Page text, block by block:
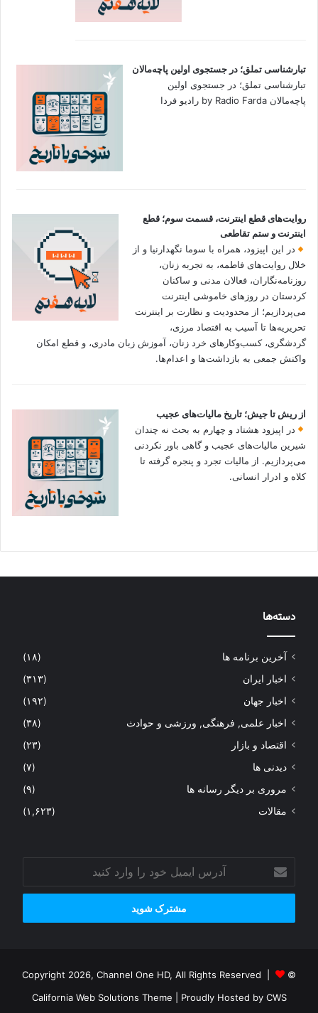
تبارشناسی تملق؛ در جستجوی اولین‌ پاچه‌مالان
تبارشناسی تملق؛ در جستجوی اولین‌
پاچه‌مالان by Radio Farda رادیو فردا
روایت‌های قطع اینترنت، قسمت سوم؛ قطع
اینترنت و ستم تقاطعی
در این اپیزود، همراه با سوما نگهدارنیا و از
خلال روایت‌های فاطمه، به تجربه زنان،
روزنامه‌نگاران، فعالان مدنی و ساکنان
کردستان در روزهای خاموشی اینترنت
می‌پردازیم؛ از محدودیت و نظارت بر اینترنت
تحریریه‌ها تا آسیب به اقتصاد مرزی،
گردشگری، کسب‌وکارهای خرد زنان، آموزش زبان مادری، و قطع امکان
واکنش جمعی به بازداشت‌ها و اعدام‌ها.
از ریش تا جیش؛ تاریخ مالیات‌های عجیب
در اپیزود هشتاد و چهارم به بحث نه چندان
شیرین مالیات‌های عجیب و گاهی باور نکردنی‌
می‌پردازیم. از مالیات تجرد و پنجره گرفته تا
کلاه و ادرار انسانی.
دسته‌ها
آخرین برنامه ها
(۱۸)
اخبار ایران
(۳۱۳)
اخبار جهان
(۱۹۲)
اخبار علمی, فرهنگی, ورزشی و حوادث
(۳۸)
اقتصاد و بازار
(۲۳)
دیدنی ها
(۷)
مروری بر دیگر رسانه ها
(۹)
مقالات
(۱,۶۲۳)
آدرس
ایمیل
خود
وارد
© Copyright 2026, Channel One HD, All Rights Reserved |
California Web Solutions Theme | Proudly Hosted by CWS